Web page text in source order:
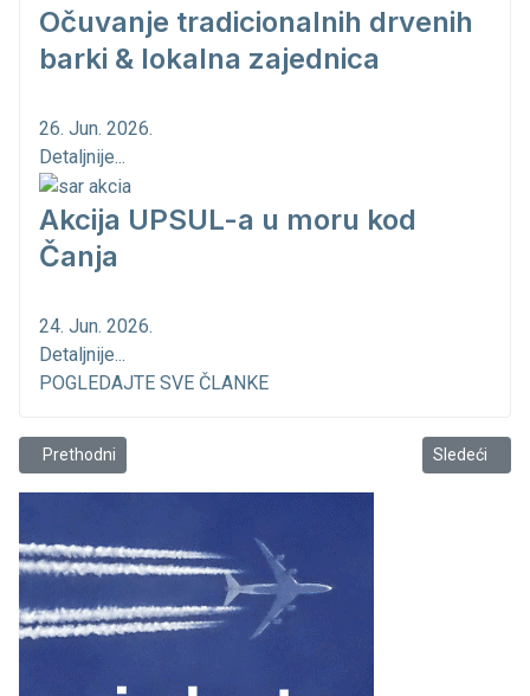
Očuvanje tradicionalnih drvenih
barki & lokalna zajednica
26. Jun. 2026.
Detaljnije...
Akcija UPSUL-a u moru kod
Čanja
24. Jun. 2026.
Detaljnije...
POGLEDAJTE SVE ČLANKE
Prethodni članak: Brodovi povezuju obale, ljude i tradiciju...
Prethodni Sledeći
Sledeći